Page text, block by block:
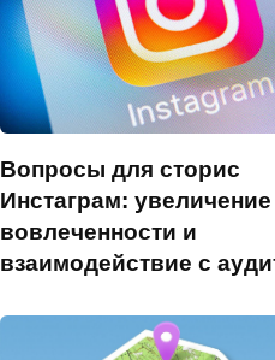
Вопросы для сторис
Инстаграм: увеличение
вовлеченности и
взаимодействие с